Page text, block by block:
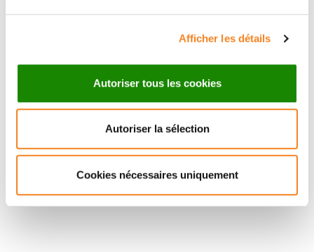
Afficher les détails
Autoriser tous les cookies
Autoriser la sélection
Cookies nécessaires uniquement